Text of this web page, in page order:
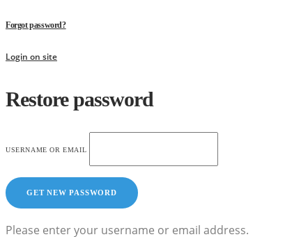
Forgot password?
Login on site
Restore password
USERNAME OR EMAIL
Please enter your username or email address.